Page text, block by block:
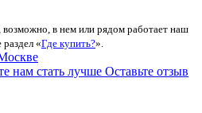
возможно, в нем или рядом работает наш
«Где купить?».
нам стать лучше Оставьте отзыв